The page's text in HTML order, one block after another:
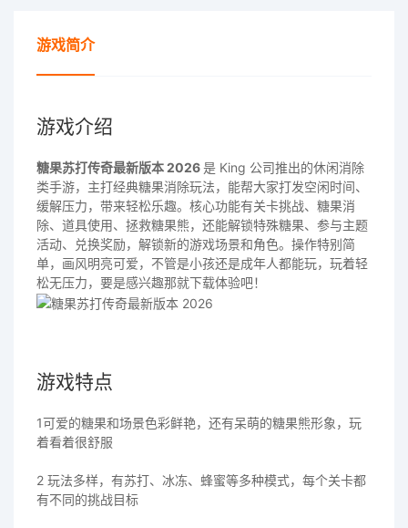
游戏简介
游戏介绍
糖果苏打传奇最新版本 2026是 King 公司推出的休闲消除
类手游，主打经典糖果消除玩法，能帮大家打发空闲时间、
缓解压力，带来轻松乐趣。核心功能有关卡挑战、糖果消
除、道具使用、拯救糖果熊，还能解锁特殊糖果、参与主题
活动、兑换奖励，解锁新的游戏场景和角色。操作特别简
单，画风明亮可爱，不管是小孩还是成年人都能玩，玩着轻
松无压力，要是感兴趣那就下载体验吧！
游戏特点
1可爱的糖果和场景色彩鲜艳，还有呆萌的糖果熊形象，玩
着看着很舒服
2 玩法多样，有苏打、冰冻、蜂蜜等多种模式，每个关卡都
有不同的挑战目标